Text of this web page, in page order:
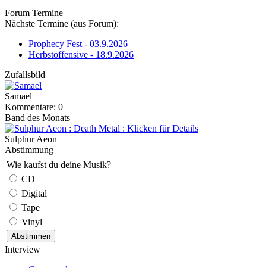
Forum Termine
Nächste Termine (aus Forum):
Prophecy Fest - 03.9.2026
Herbstoffensive - 18.9.2026
Zufallsbild
Samael
Kommentare: 0
Band des Monats
Sulphur Aeon
Abstimmung
Wie kaufst du deine Musik?
CD
Digital
Tape
Vinyl
Interview